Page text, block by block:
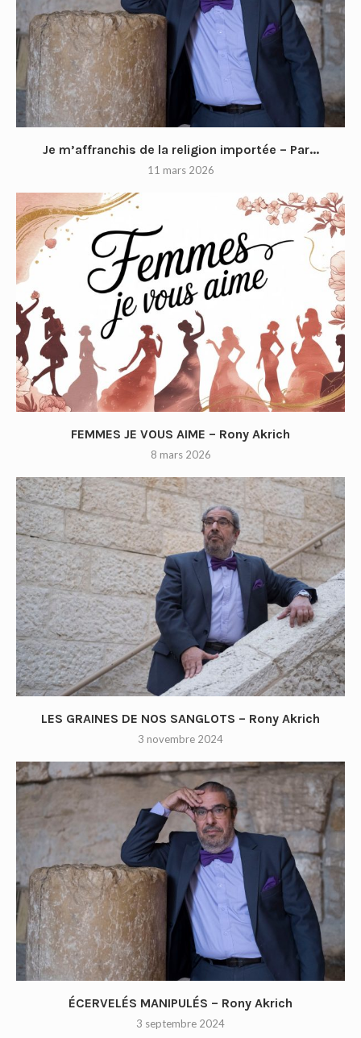
Je m’affranchis de la religion importée – Par...
11 mars 2026
FEMMES JE VOUS AIME – Rony Akrich
8 mars 2026
LES GRAINES DE NOS SANGLOTS – Rony Akrich
3 novembre 2024
ÉCERVELÉS MANIPULÉS – Rony Akrich
3 septembre 2024